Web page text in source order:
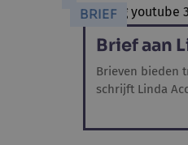
BRIEF
Brief aan
Brieven bieden
schrijft Linda